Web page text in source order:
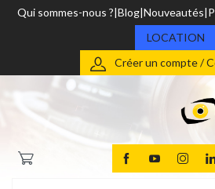
Qui sommes-nous ? Blog Nouveautés
LOCATION
Créer un compte /